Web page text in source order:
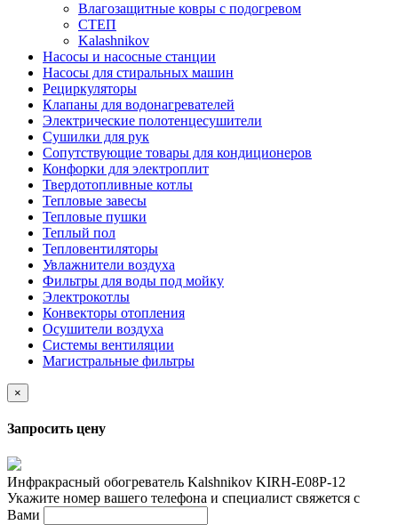
Влагозащитные ковры с подогревом
СТЕП
Kalashnikov
Насосы и насосные станции
Насосы для стиральных машин
Рециркуляторы
Клапаны для водонагревателей
Электрические полотенцесушители
Сушилки для рук
Сопутствующие товары для кондиционеров
Конфорки для электроплит
Твердотопливные котлы
Тепловые завесы
Тепловые пушки
Теплый пол
Тепловентиляторы
Увлажнители воздуха
Фильтры для воды под мойку
Электрокотлы
Конвекторы отопления
Осушители воздуха
Системы вентиляции
Магистральные фильтры
×
Запросить цену
Инфракрасный обогреватель Kalshnikov KIRH-E08P-12
Укажите номер вашего телефона и специалист свяжется с
Вами